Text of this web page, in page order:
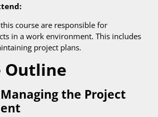
course are responsible for
in a work environment. This includes
project plans.
Outline
Managing the Project